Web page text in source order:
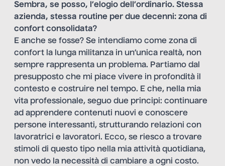
Sembra, se posso, l’elogio dell’ordinario. Stessa
azienda, stessa routine per due decenni: zona di
confort consolidata?
E anche se fosse? Se intendiamo come zona di
confort la lunga militanza in un’unica realtà, non
sempre rappresenta un problema. Partiamo dal
presupposto che mi piace vivere in profondità il
contesto e costruire nel tempo. E che, nella mia
vita professionale, seguo due principi: continuare
ad apprendere contenuti nuovi e conoscere
persone interessanti, strutturando relazioni con
lavoratrici e lavoratori. Ecco, se riesco a trovare
stimoli di questo tipo nella mia attività quotidiana,
non vedo la necessità di cambiare a ogni costo.